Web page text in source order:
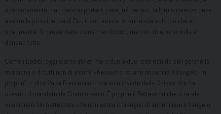
sostentamento: non devono portare pane, né denaro, la loro sicurezza deve
essere la provvidenza di Dio, il suo amore: si annuncia solo ciò che si
sperimenta. Si presentano come mendicanti, ma non chiedono nulla e
donano tutto.
Come i Dodici, oggi siamo inviati noi a due a due, cioè non da soli perché la
missione è di tutti non di alcuni: «Nessun cristiano annuncia il Vangelo “in
proprio”, – dice Papa Francesco – ma solo inviato dalla Chiesa che ha
ricevuto il mandato da Cristo stesso. È proprio il Battesimo che ci rende
missionari. Un battezzato che non sente il bisogno di annunciare il Vangelo,